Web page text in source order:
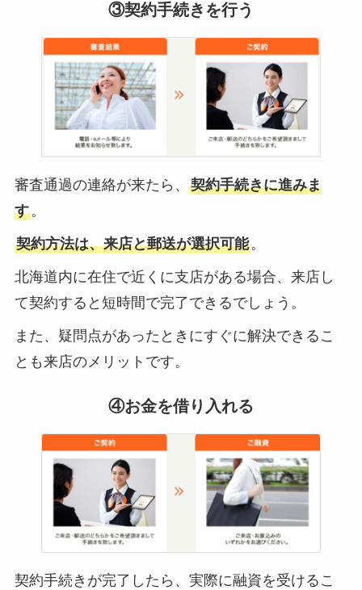
③契約手続きを行う
審査通過の連絡が来たら、 契約手続きに進みま
す。
契約方法は、来店と郵送が選択可能。
北海道内に在住で近くに支店がある場合、来店し
て契約すると短時間で完了できるでしょう。
また、疑問点があったときにすぐに解決できるこ
とも来店のメリットです。
④お金を借り入れる
契約手続きが完了したら、実際に融資を受けるこ